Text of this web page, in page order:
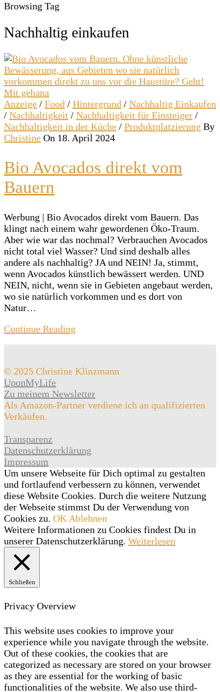
Browsing Tag
Nachhaltig einkaufen
Anzeige / Food / Hintergrund / Nachhaltig Einkaufen
/ Nachhaltigkeit / Nachhaltigkeit für Einsteiger /
Nachhaltigkeit in der Küche / Produktplatzierung By
Christine On 18. April 2024
Bio Avocados direkt vom
Bauern
Werbung | Bio Avocados direkt vom Bauern. Das
klingt nach einem wahr gewordenen Öko-Traum.
Aber wie war das nochmal? Verbrauchen Avocados
nicht total viel Wasser? Und sind deshalb alles
andere als nachhaltig? JA und NEIN! Ja, stimmt,
wenn Avocados künstlich bewässert werden. UND
NEIN, nicht, wenn sie in Gebieten angebaut werden,
wo sie natürlich vorkommen und es dort von
Natur…
Continue Reading
© 2025 Christine Klinzmann
UponMyLife
Zu meinem Newsletter
Als Amazon-Partner verdiene ich an qualifizierten
Verkäufen.
Transparenz
Datenschutzerklärung
Impressum
Um unsere Webseite für Dich optimal zu gestalten
und fortlaufend verbessern zu können, verwendet
diese Website Cookies. Durch die weitere Nutzung
der Webseite stimmst Du der Verwendung von
Cookies zu. OK Ablehnen
Weitere Informationen zu Cookies findest Du in
unserer Datenschutzerklärung. Weiterlesen
Schließen
Privacy Overview
This website uses cookies to improve your
experience while you navigate through the website.
Out of these cookies, the cookies that are
categorized as necessary are stored on your browser
as they are essential for the working of basic
functionalities of the website. We also use third-